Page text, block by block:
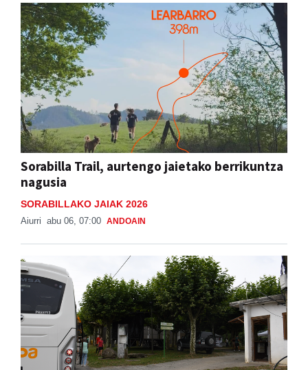
Sorabilla Trail, aurtengo jaietako berrikuntza
nagusia
SORABILLAKO JAIAK 2026
Aiurri abu 06, 07:00 ANDOAIN